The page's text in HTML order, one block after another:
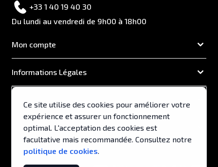
+33 1 40 19 40 30
Du lundi au vendredi de 9h00 à 18h00
Mon compte
Informations Légales
Support & Services
Ce site utilise des cookies pour améliorer votre
expérience et assurer un fonctionnement
optimal. L'acceptation des cookies est
facultative mais recommandée. Consultez notre
politique de cookies.